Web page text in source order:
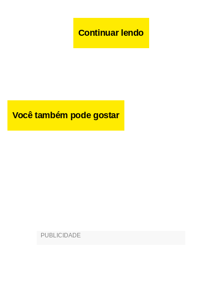
“A Organização Mundial da Saúde-OMS decretou que esta
é a década do osso e da articulação, mas pouca gente sabe
que as doenças reumáticas são causadoras de
Brasileira de Reumatologia.
Continuar lendo
Você também pode gostar